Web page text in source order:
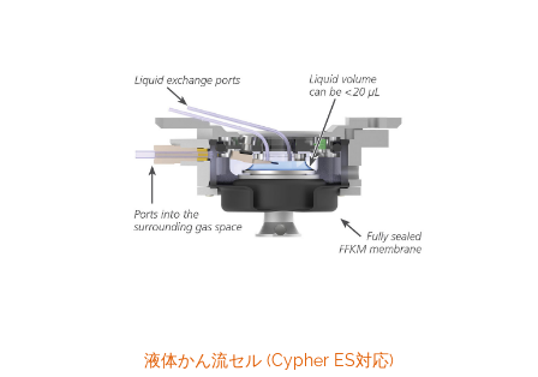
液体かん流セル (Cypher ES対応)